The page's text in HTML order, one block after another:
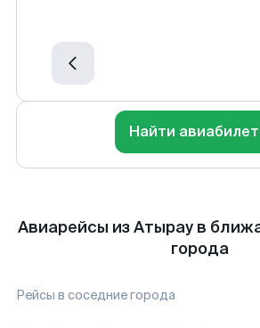
Найти
Авиарейсы из Атырау в
города
Рейсы в соседние города